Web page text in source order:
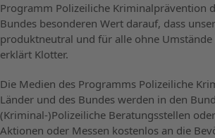
Programm Polizeiliche Kriminalprävention
Bundes besonderen Wert darauf, dass
produktneutral und für alle ohne Umstände
erklärt Klotter.
Die Medien des Programms Polizeiliche
Länder und des Bundes werden in den
(Kriminal-)Polizeiliche Beratungsstellen
Aktionen oder Messen kostenlos an die